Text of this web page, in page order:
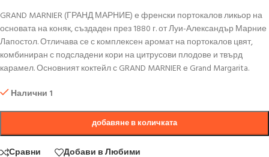
GRAND MARNIER (ГРАНД МАРНИЕ) е френски портокалов ликьор на
основата на коняк, създаден през 1880 г. от Луи-Александър Марние
Лапостол. Отличава се с комплексен аромат на портокалов цвят,
комбиниран с подсладени кори на цитрусови плодове и твърд
карамел. Основният коктейл с GRAND MARNIER е Grand Margarita.
Налични 1
добавяне в количката
Сравни Добави в Любими